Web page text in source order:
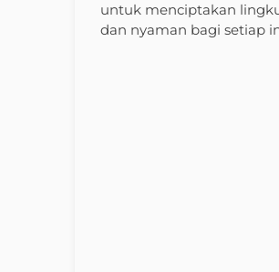
untuk menciptakan
dan nyaman bagi setiap